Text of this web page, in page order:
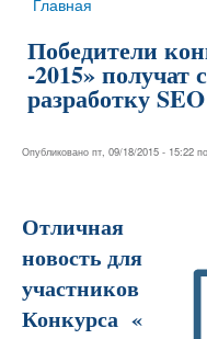
Вы здесь
Главная
Победители
-2015»
разработку
Опубликовано пт, 09/18/2015 - 15:22
Отличная
новость для
участников
Конкурса «